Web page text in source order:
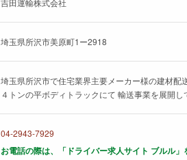
吉田運輸株式会社
埼玉県所沢市美原町1ー2918
埼玉県所沢市で住宅業界主要メーカー様の建材配
４トンの平ボディトラックにて 輸送事業を展開し
04-2943-7929
お電話の際は、「ドライバー求人サイト ブルル」